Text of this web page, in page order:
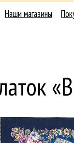
Наши магазины